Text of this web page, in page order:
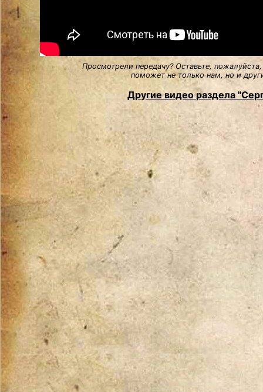
Просмотрели передачу? Оставьте,
поможет не только нам, но и
Другие видео раздела